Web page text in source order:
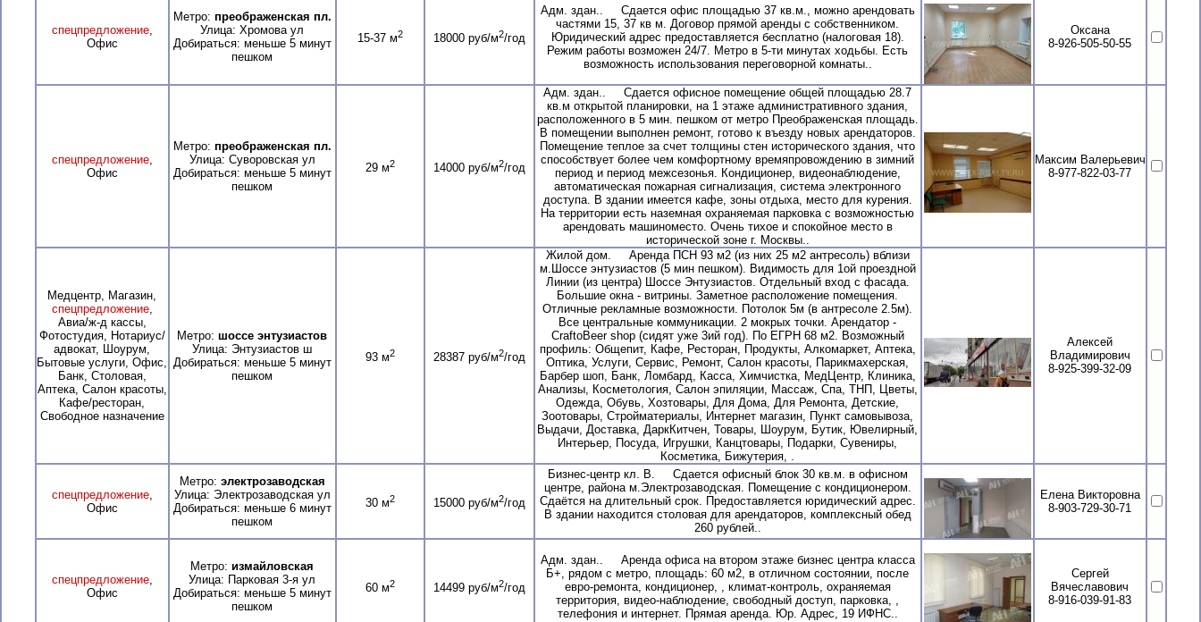
спецпредложение,
Офис
Метро: преображенская пл.
Улица: Хромова ул
Добираться: меньше 5 минут
пешком
15-37 м2 18000 руб/м2/год
Адм. здан.. Сдается офис площадью 37 кв.м., можно арендовать
частями 15, 37 кв м. Договор прямой аренды с собственником.
Юридический адрес предоставляется бесплатно (налоговая 18).
Режим работы возможен 24/7. Метро в 5-ти минутах ходьбы. Есть
возможность использования переговорной комнаты..
Оксана
8-926-505-50-55
спецпредложение,
Офис
Метро: преображенская пл.
Улица: Суворовская ул
Добираться: меньше 5 минут
пешком
29 м2 14000 руб/м2/год
Адм. здан.. Сдается офисное помещение общей площадью 28.7
кв.м открытой планировки, на 1 этаже административного здания,
расположенного в 5 мин. пешком от метро Преображенская площадь.
В помещении выполнен ремонт, готово к въезду новых арендаторов.
Помещение теплое за счет толщины стен исторического здания, что
способствует более чем комфортному времяпровождению в зимний
период и период межсезонья. Кондиционер, видеонаблюдение,
автоматическая пожарная сигнализация, система электронного
доступа. В здании имеется кафе, зоны отдыха, место для курения.
На территории есть наземная охраняемая парковка с возможностью
арендовать машиноместо. Очень тихое и спокойное место в
исторической зоне г. Москвы..
Максим Валерьевич
8-977-822-03-77
Медцентр, Магазин,
спецпредложение,
Авиа/ж-д кассы,
Фотостудия, Нотариус/
адвокат, Шоурум,
Бытовые услуги, Офис,
Банк, Столовая,
Аптека, Салон красоты,
Кафе/ресторан,
Свободное назначение
Метро: шоссе энтузиастов
Улица: Энтузиастов ш
Добираться: меньше 5 минут
пешком
93 м2 28387 руб/м2/год
Жилой дом. Аренда ПСН 93 м2 (из них 25 м2 антресоль) вблизи
м.Шоссе энтузиастов (5 мин пешком). Видимость для 1ой проездной
Линии (из центра) Шоссе Энтузиастов. Отдельный вход с фасада.
Большие окна - витрины. Заметное расположение помещения.
Отличные рекламные возможности. Потолок 5м (в антресоле 2.5м).
Все центральные коммуникации. 2 мокрых точки. Арендатор -
CraftoBeer shop (сидят уже 3ий год). По ЕГРН 68 м2. Возможный
профиль: Общепит, Кафе, Ресторан, Продукты, Алкомаркет, Аптека,
Оптика, Услуги, Сервис, Ремонт, Салон красоты, Парикмахерская,
Барбер шоп, Банк, Ломбард, Касса, Химчистка, МедЦентр, Клиника,
Анализы, Косметология, Салон эпиляции, Массаж, Спа, ТНП, Цветы,
Одежда, Обувь, Хозтовары, Для Дома, Для Ремонта, Детские,
Зоотовары, Стройматериалы, Интернет магазин, Пункт самовывоза,
Выдачи, Доставка, ДаркКитчен, Товары, Шоурум, Бутик, Ювелирный,
Интерьер, Посуда, Игрушки, Канцтовары, Подарки, Сувениры,
Косметика, Бижутерия, .
Алексей
Владимирович
8-925-399-32-09
спецпредложение,
Офис
Метро: электрозаводская
Улица: Электрозаводская ул
Добираться: меньше 6 минут
пешком
30 м2 15000 руб/м2/год
Бизнес-центр кл. В. Сдается офисный блок 30 кв.м. в офисном
центре, района м.Электрозаводская. Помещение с кондиционером.
Сдаётся на длительный срок. Предоставляется юридический адрес.
В здании находится столовая для арендаторов, комплексный обед
260 рублей..
Елена Викторовна
8-903-729-30-71
спецпредложение,
Офис
Метро: измайловская
Улица: Парковая 3-я ул
Добираться: меньше 5 минут
пешком
60 м2 14499 руб/м2/год
Адм. здан.. Аренда офиса на втором этаже бизнес центра класса
Б+, рядом с метро, площадь: 60 м2, в отличном состоянии, после
евро-ремонта, кондиционер, , климат-контроль, охраняемая
территория, видео-наблюдение, свободный доступ, парковка, ,
телефония и интернет. Прямая аренда. Юр. Адрес, 19 ИФНС..
Сергей
Вячеславович
8-916-039-91-83